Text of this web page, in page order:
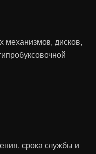
механизмов, дисков,
срока службы и